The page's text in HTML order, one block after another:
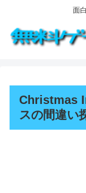
面
Christmas
スの間違い